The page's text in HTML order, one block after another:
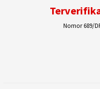
Nomor 689/